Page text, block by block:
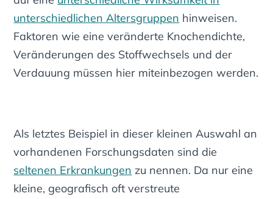
unterschiedlichen Altersgruppen hinweisen.
Faktoren wie eine veränderte Knochendichte,
Veränderungen des Stoffwechsels und der
Verdauung müssen hier miteinbezogen werden.
Als letztes Beispiel in dieser kleinen Auswahl an
vorhandenen Forschungsdaten sind die
seltenen Erkrankungen zu nennen. Da nur eine
kleine, geografisch oft verstreute